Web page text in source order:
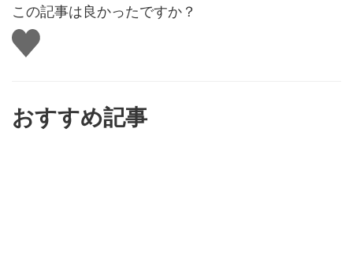
この記事は良かったですか？
い
い
おすすめ記事